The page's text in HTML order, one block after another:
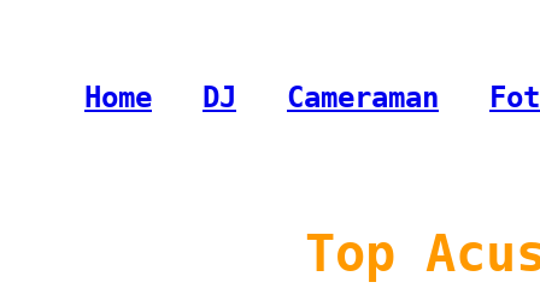
Home DJ Cameraman
Top